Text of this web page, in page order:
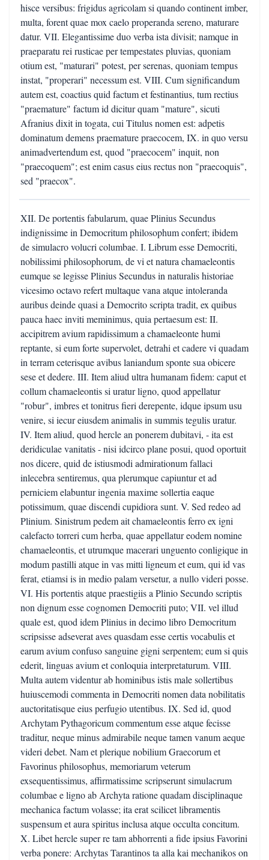
hisce versibus: frigidus agricolam si quando continent imber,
multa, forent quae mox caelo properanda sereno, maturare
datur. VII. Elegantissime duo verba ista divisit; namque in
praeparatu rei rusticae per tempestates pluvias, quoniam
otium est, "maturari" potest, per serenas, quoniam tempus
instat, "properari" necessum est. VIII. Cum significandum
autem est, coactius quid factum et festinantius, tum rectius
"praemature" factum id dicitur quam "mature", sicuti
Afranius dixit in togata, cui Titulus nomen est: adpetis
dominatum demens praemature praecocem, IX. in quo versu
animadvertendum est, quod "praecocem" inquit, non
"praecoquem"; est enim casus eius rectus non "praecoquis",
sed "praecox".
XII. De portentis fabularum, quae Plinius Secundus
indignissime in Democritum philosophum confert; ibidem
de simulacro volucri columbae. I. Librum esse Democriti,
nobilissimi philosophorum, de vi et natura chamaeleontis
eumque se legisse Plinius Secundus in naturalis historiae
vicesimo octavo refert multaque vana atque intoleranda
auribus deinde quasi a Democrito scripta tradit, ex quibus
pauca haec inviti meminimus, quia pertaesum est: II.
accipitrem avium rapidissimum a chamaeleonte humi
reptante, si eum forte supervolet, detrahi et cadere vi quadam
in terram ceterisque avibus laniandum sponte sua obicere
sese et dedere. III. Item aliud ultra humanam fidem: caput et
collum chamaeleontis si uratur ligno, quod appellatur
"robur", imbres et tonitrus fieri derepente, idque ipsum usu
venire, si iecur eiusdem animalis in summis tegulis uratur.
IV. Item aliud, quod hercle an ponerem dubitavi, - ita est
deridiculae vanitatis - nisi idcirco plane posui, quod oportuit
nos dicere, quid de istiusmodi admirationum fallaci
inlecebra sentiremus, qua plerumque capiuntur et ad
perniciem elabuntur ingenia maxime sollertia eaque
potissimum, quae discendi cupidiora sunt. V. Sed redeo ad
Plinium. Sinistrum pedem ait chamaeleontis ferro ex igni
calefacto torreri cum herba, quae appellatur eodem nomine
chamaeleontis, et utrumque macerari unguento conligique in
modum pastilli atque in vas mitti ligneum et eum, qui id vas
ferat, etiamsi is in medio palam versetur, a nullo videri posse.
VI. His portentis atque praestigiis a Plinio Secundo scriptis
non dignum esse cognomen Democriti puto; VII. vel illud
quale est, quod idem Plinius in decimo libro Democritum
scripsisse adseverat aves quasdam esse certis vocabulis et
earum avium confuso sanguine gigni serpentem; eum si quis
ederit, linguas avium et conloquia interpretaturum. VIII.
Multa autem videntur ab hominibus istis male sollertibus
huiuscemodi commenta in Democriti nomen data nobilitatis
auctoritatisque eius perfugio utentibus. IX. Sed id, quod
Archytam Pythagoricum commentum esse atque fecisse
traditur, neque minus admirabile neque tamen vanum aeque
videri debet. Nam et plerique nobilium Graecorum et
Favorinus philosophus, memoriarum veterum
exsequentissimus, affirmatissime scripserunt simulacrum
columbae e ligno ab Archyta ratione quadam disciplinaque
mechanica factum volasse; ita erat scilicet libramentis
suspensum et aura spiritus inclusa atque occulta concitum.
X. Libet hercle super re tam abhorrenti a fide ipsius Favorini
verba ponere: Archytas Tarantinos ta alla kai mechanikos on